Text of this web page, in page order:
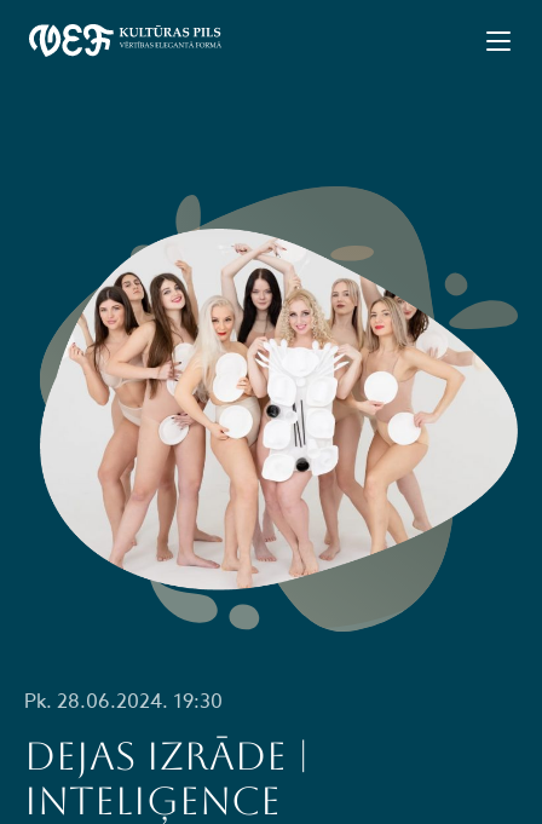
Pk. 28.06.2024. 19:30
DEJAS IZRĀDE |
INTELIĢENCE